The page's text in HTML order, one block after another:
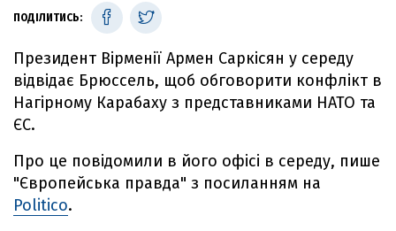
ПОДІЛИТИСЬ:
Президент Вірменії Армен Саркісян у середу
відвідає Брюссель, щоб обговорити конфлікт в
Нагірному Карабаху з представниками НАТО та
ЄС.
Про це повідомили в його офісі в середу, пише
"Європейська правда" з посиланням на
Politico.